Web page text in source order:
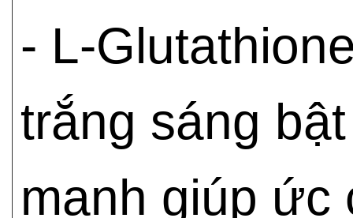
- L-
trắng sáng
mạnh giúp ức